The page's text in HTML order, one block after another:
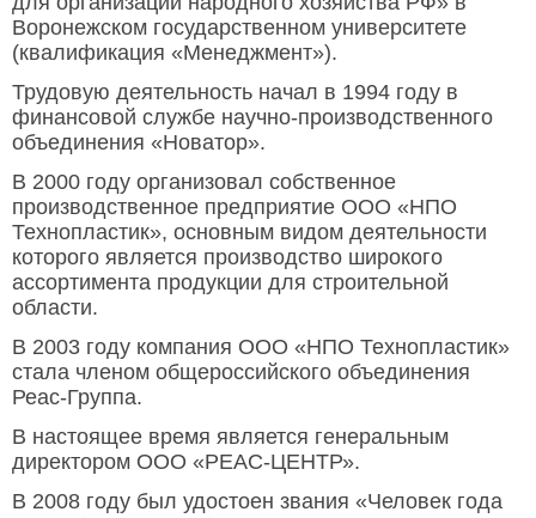
Воронежском государственном университете
(квалификация «Менеджмент»).
Трудовую деятельность начал в 1994 году в
финансовой службе научно-производственного
объединения «Новатор».
В 2000 году организовал собственное
производственное предприятие ООО «НПО
Технопластик», основным видом деятельности
которого является производство широкого
ассортимента продукции для строительной
области.
В 2003 году компания ООО «НПО Технопластик»
стала членом общероссийского объединения
Реас-Группа.
В настоящее время является генеральным
директором ООО «РЕАС-ЦЕНТР».
В 2008 году был удостоен звания «Человек года